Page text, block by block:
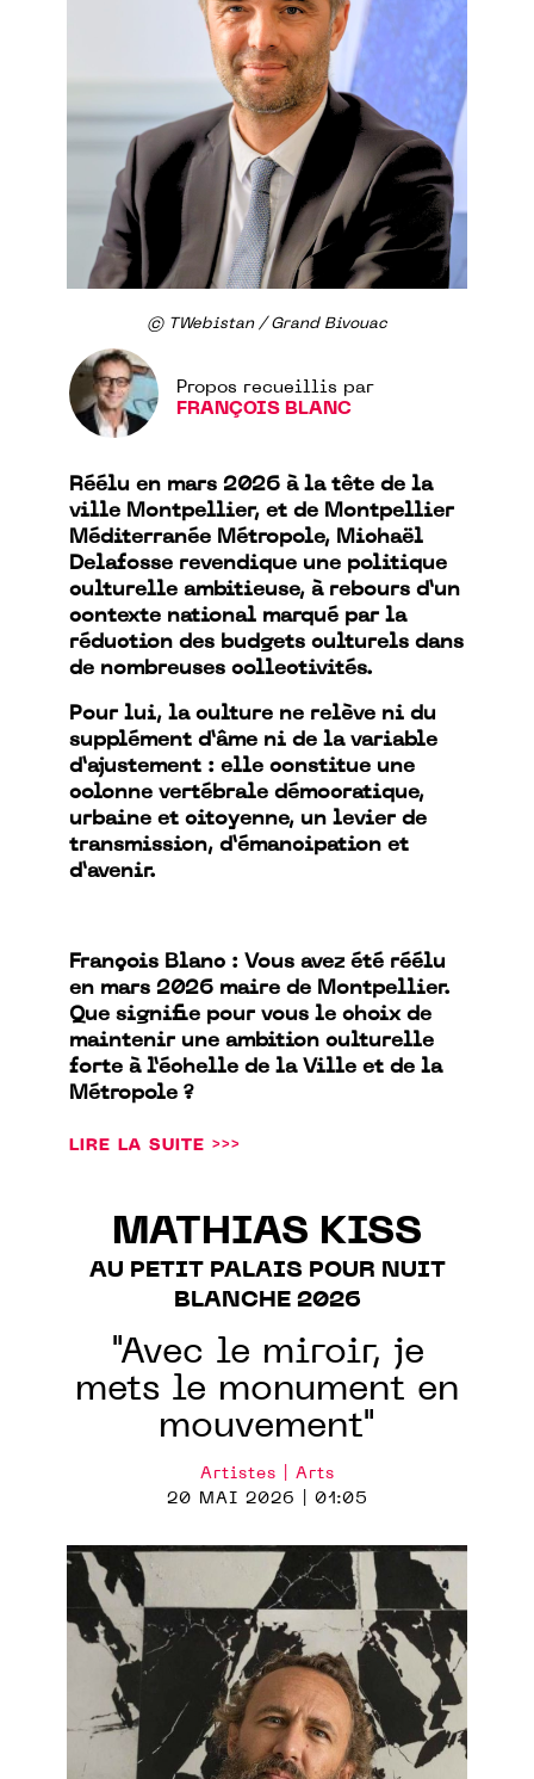
© TWebistan / Grand Bivouac
Propos recueillis par
FRANÇOIS BLANC
Réélu en mars 2026 à la tête de la
ville Montpellier, et de Montpellier
Méditerranée Métropole, Michaël
Delafosse revendique une politique
culturelle ambitieuse, à rebours d’un
contexte national marqué par la
réduction des budgets culturels dans
de nombreuses collectivités.
Pour lui, la culture ne relève ni du
supplément d’âme ni de la variable
d’ajustement : elle constitue une
colonne vertébrale démocratique,
urbaine et citoyenne, un levier de
transmission, d’émancipation et
d’avenir.
François Blanc : Vous avez été réélu
en mars 2026 maire de Montpellier.
Que signifie pour vous le choix de
maintenir une ambition culturelle
forte à l’échelle de la Ville et de la
Métropole ?
LIRE LA SUITE >>>
MATHIAS KISS
AU PETIT PALAIS POUR NUIT
BLANCHE 2026
"Avec le miroir, je
mets le monument en
mouvement"
Artistes | Arts
20 MAI 2026 | 01:05